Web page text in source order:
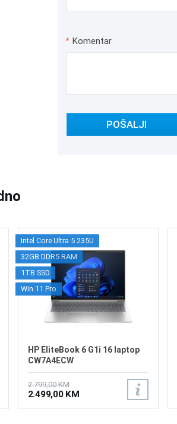
* Komentar
POŠALJI
Intel Core Ultra 5 235U
32GB DDR5 RAM
1TB SSD
Win 11 Pro
HP EliteBook 6 G1i 16 laptop
CW7A4ECW
2.799,00 KM
2.499,00 KM